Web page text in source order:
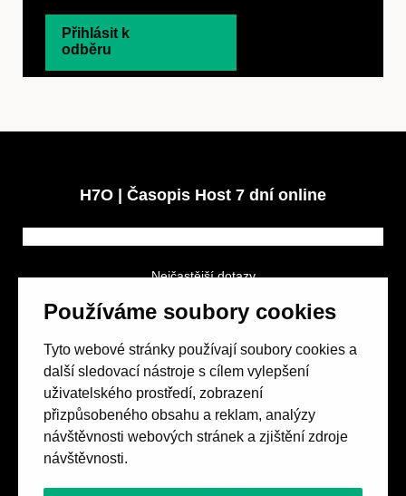
Používáme soubory cookies
Tyto webové stránky používají soubory cookies a
další sledovací nástroje s cílem vylepšení
uživatelského prostředí, zobrazení
přizpůsobeného obsahu a reklam, analýzy
návštěvnosti webových stránek a zjištění zdroje
návštěvnosti.
Přihlásit k
odběru
H7O | Časopis Host 7 dní online
Nejčastější dotazy
Obchodní podmínky
Spolek přátel vydávání
657 42 Brno-střed